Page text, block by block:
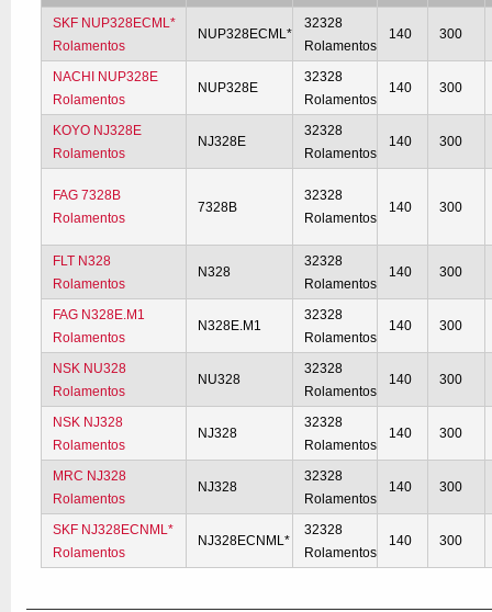
SKF NUP328ECML*
Rolamentos
NUP328ECML*
32328
Rolamentos
140 300
NACHI NUP328E
Rolamentos
NUP328E
32328
Rolamentos
140 300
KOYO NJ328E
Rolamentos
NJ328E
32328
Rolamentos
140 300
FAG 7328B
Rolamentos
7328B
32328
Rolamentos
140 300
FLT N328
Rolamentos
N328
32328
Rolamentos
140 300
FAG N328E.M1
Rolamentos
N328E.M1
32328
Rolamentos
140 300
NSK NU328
Rolamentos
NU328
32328
Rolamentos
140 300
NSK NJ328
Rolamentos
NJ328
32328
Rolamentos
140 300
MRC NJ328
Rolamentos
NJ328
32328
Rolamentos
140 300
SKF NJ328ECNML*
Rolamentos
NJ328ECNML*
32328
Rolamentos
140 300